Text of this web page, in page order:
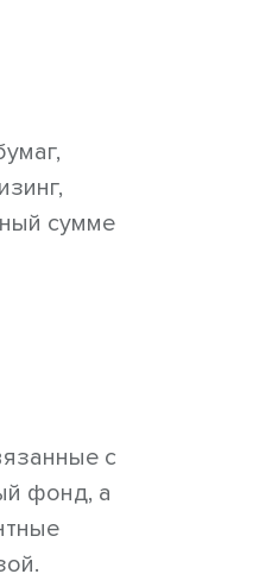
сумме
с
фонд, а